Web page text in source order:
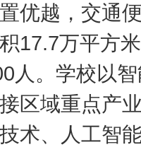
优越，交通
17.7万平方
人。学校以
区域重点产
术、人工智